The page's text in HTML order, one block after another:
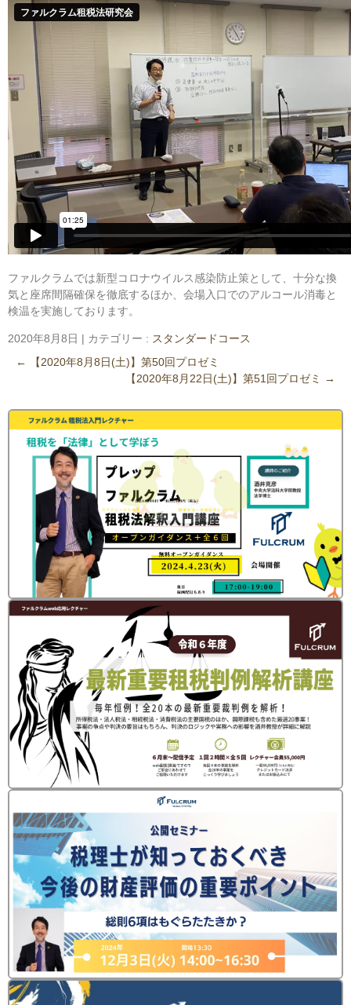
ファルクラムでは新型コロナウイルス感染防止策として、十分な換
気と座席間隔確保を徹底するほか、会場入口でのアルコール消毒と
検温を実施しております。
2020年8月8日 | カテゴリー : スタンダードコース
←
【2020年8月8日(土)】第50回プロゼミ
【2020年8月22日(土)】第51回プロゼミ
→